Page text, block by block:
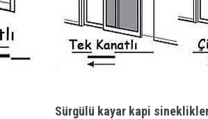
Sürgülü kayar kapi